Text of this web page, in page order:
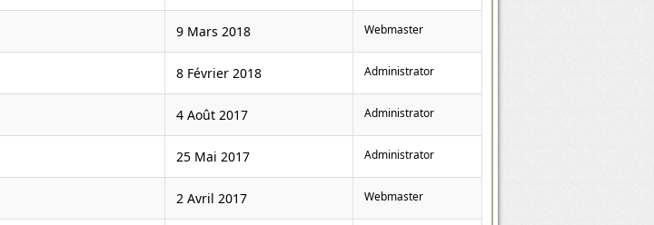
9 Mars 2018 Webmaster
8 Février 2018 Administrator
4 Août 2017 Administrator
25 Mai 2017 Administrator
2 Avril 2017 Webmaster